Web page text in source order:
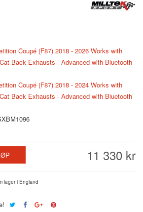
Coupé (F87) 2018 - 2026 Works with
Back Exhausts - Advanced with Bluetooth
Coupé (F87) 2018 - 2024 Works with
Back Exhausts - Advanced with Bluetooth
11 330 kr
lager i England